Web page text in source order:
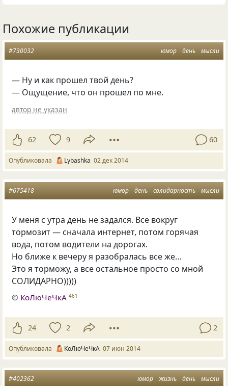
Похожие публикации
юмор день мысли
#730032
— Ну и как прошел твой день?
— Ощущение, что он прошел по мне.
автор не указан
62 9 60
Опубликовала Lybashka 02 дек 2014
юмор день солидарность мысли
#675418
У меня с утра день не задался. Все вокруг
тормозит — сначала интернет, потом горячая
вода, потом водители на дорогах.
Но ближе к вечеру я разобралась все же…
Это я торможу, а все остальное просто со мной
СОЛИДАРНО)))))
© КоЛюЧеЧкА 461
24 2 2
Опубликовала КоЛюЧеЧкА 07 июн 2014
юмор жизнь день мысли
#402362